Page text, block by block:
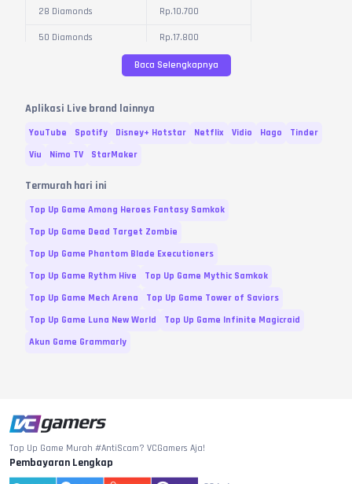
28 Diamonds Rp.10.700
50 Diamonds Rp.17.800
Rp.35.500
150 Diamonds
500 Diamonds Rp.170.800
700 Diamonds Rp.239.100
1.020 Diamonds Rp.328.900
2.000 Diamonds
3.000 Diamonds Rp.1.024.300
5.000 Diamonds Rp.1.707.000
Baca Selengkapnya
Aplikasi Live brand lainnya
YouTube Spotify Disney+ Hotstar Netflix Vidio Hago
Tinder
Viu
Nimo TV StarMaker
Termurah hari ini
Top Up Game Among Heroes Fantasy Samkok
Top Up Game Dead Target Zombie
Top Up Game Phantom Blade Executioners
Top Up Game Rythm Hive
Top Up Game Mythic Samkok
Top Up Game Mech Arena
Top Up Game Tower of Saviors
Top Up Game Luna New World
Top Up Game Infinite Magicraid
Akun Game Grammarly
Top Up Game Murah #AntiScam? VCGamers Aja!
Pembayaran Lengkap